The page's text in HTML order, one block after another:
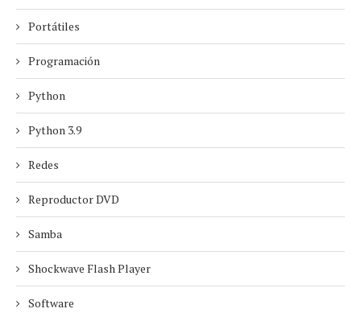
Portátiles
Programación
Python
Python 3.9
Redes
Reproductor DVD
Samba
Shockwave Flash Player
Software